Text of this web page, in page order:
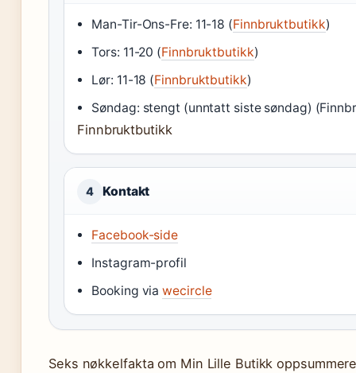
Man-Tir-Ons-Fre: 11-18 (Finnbruktbutikk)
Tors: 11-20 (Finnbruktbutikk)
Lør: 11-18 (Finnbruktbutikk)
Søndag: stengt (unntatt siste søndag)
Finnbruktbutikk
4 Kontakt
Facebook-side
Instagram-profil
Booking viawecircle
Seks nøkkelfakta om Min Lille Butikk